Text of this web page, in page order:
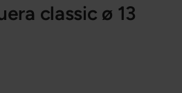
classic ø 13